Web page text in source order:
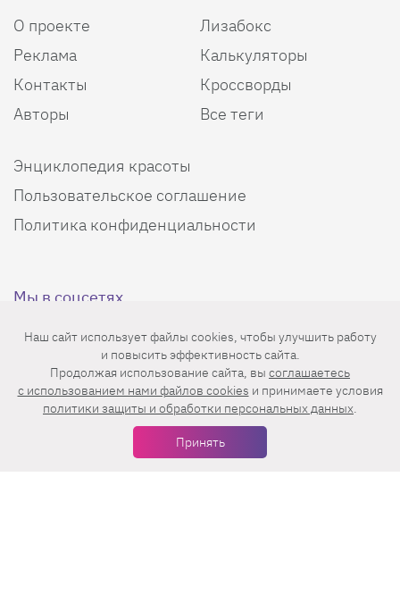
О проекте
Реклама
Контакты
Авторы
Лизабокс
Калькуляторы
Кроссворды
Все теги
Энциклопедия красоты
Пользовательское соглашение
Политика конфиденциальности
Мы в соцсетях
Еженедельная рассылка с лучшими статьями
Наш сайт использует файлы cookies, чтобы улучшить работу
и повысить эффективность сайта.
Продолжая использование сайта, вы соглашаетесь
c использованием нами файлов cookies и принимаете условия
политики защиты и обработки персональных данных.
Принять